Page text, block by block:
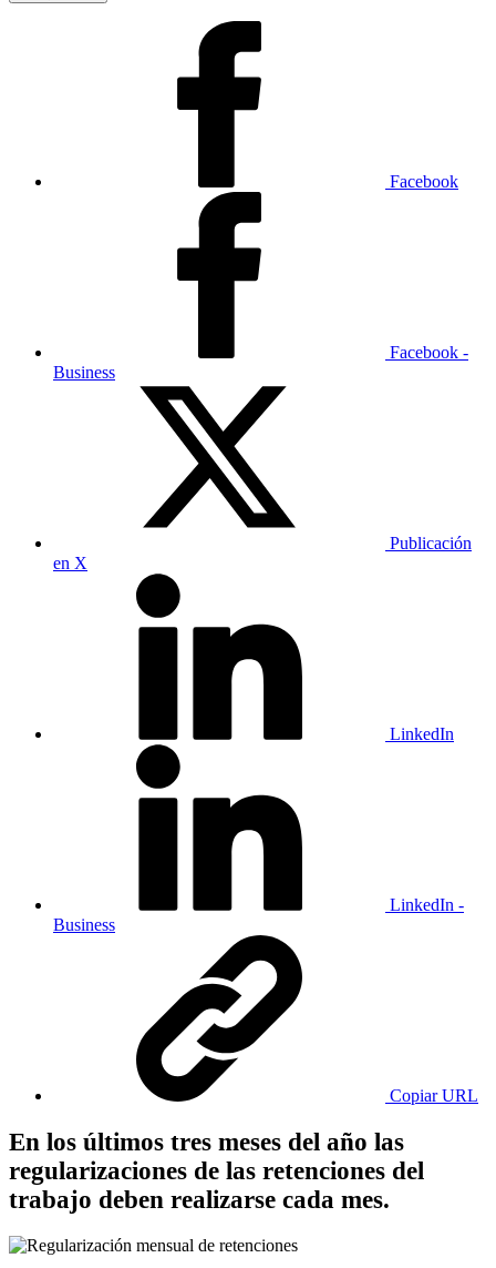
Facebook
Facebook -
Business
Publicación
en X
LinkedIn
LinkedIn -
Business
Copiar URL
En los últimos tres meses del año las
regularizaciones de las retenciones del
trabajo deben realizarse cada mes.